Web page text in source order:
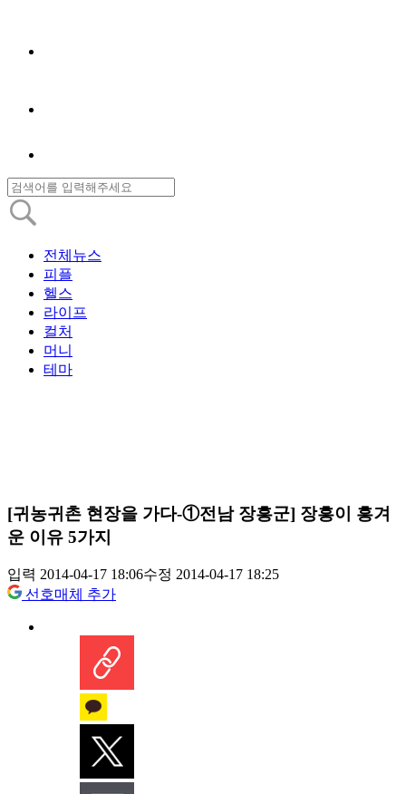
전체뉴스
피플
헬스
라이프
컬처
머니
테마
[귀농귀촌 현장을 가다-①전남 장흥군] 장흥이 흥겨
운 이유 5가지
입력 2014-04-17 18:06수정 2014-04-17 18:25
선호매체 추가